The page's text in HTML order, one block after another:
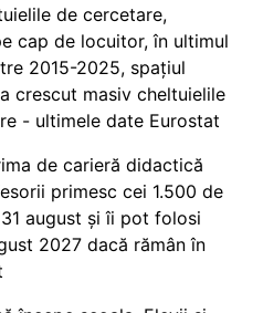
de cercetare,
cap de locuitor, în ultimul
2015-2025, spațiul
crescut masiv cheltuielile
- ultimele date Eurostat
de carieră didactică
primesc cei 1.500 de
august și îi pot folosi
2027 dacă rămân în